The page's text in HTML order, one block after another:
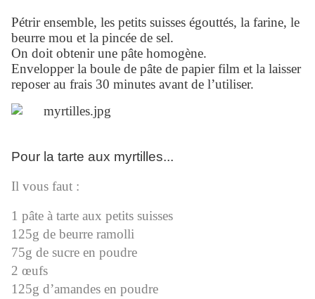
Pétrir ensemble, les petits suisses égouttés, la farine, le
beurre mou et la pincée de sel.
On doit obtenir une pâte homogène.
Envelopper la boule de pâte de papier film et la laisser
reposer au frais 30 minutes avant de l’utiliser.
Pour la tarte aux myrtilles...
Il vous faut :
1 pâte à tarte aux petits suisses
125g de beurre ramolli
75g de sucre en poudre
2 œufs
125g d’amandes en poudre